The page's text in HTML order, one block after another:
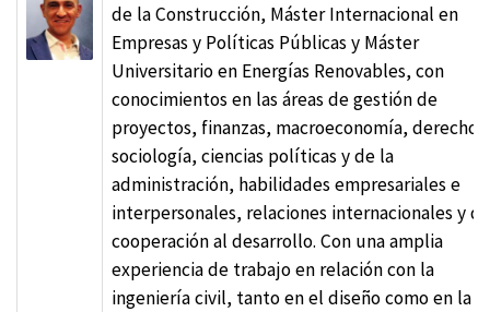
de la Construcción, Máster Internacional en
Empresas y Políticas Públicas y Máster
Universitario en Energías Renovables, con
conocimientos en las áreas de gestión de
proyectos, finanzas, macroeconomía, derecho,
sociología, ciencias políticas y de la
administración, habilidades empresariales e
interpersonales, relaciones internacionales y de
cooperación al desarrollo. Con una amplia
experiencia de trabajo en relación con la
ingeniería civil, tanto en el diseño como en la